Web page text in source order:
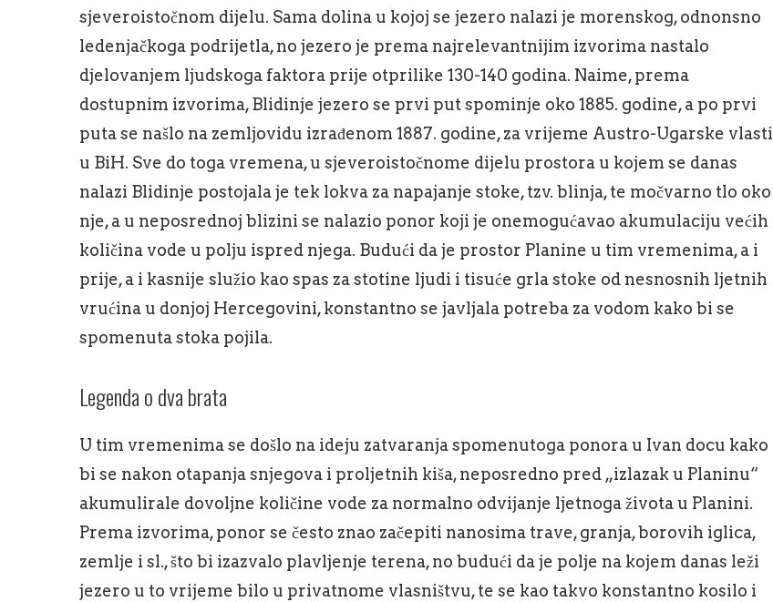
sjeveroistočnom dijelu. Sama dolina u kojoj se jezero nalazi je morenskog, odnonsno
ledenjačkoga podrijetla, no jezero je prema najrelevantnijim izvorima nastalo
djelovanjem ljudskoga faktora prije otprilike 130-140 godina. Naime, prema
dostupnim izvorima, Blidinje jezero se prvi put spominje oko 1885. godine, a po prvi
puta se našlo na zemljovidu izrađenom 1887. godine, za vrijeme Austro-Ugarske vlasti
u BiH. Sve do toga vremena, u sjeveroistočnome dijelu prostora u kojem se danas
nalazi Blidinje postojala je tek lokva za napajanje stoke, tzv. blinja, te močvarno tlo oko
nje, a u neposrednoj blizini se nalazio ponor koji je onemogućavao akumulaciju većih
količina vode u polju ispred njega. Budući da je prostor Planine u tim vremenima, a i
prije, a i kasnije služio kao spas za stotine ljudi i tisuće grla stoke od nesnosnih ljetnih
vrućina u donjoj Hercegovini, konstantno se javljala potreba za vodom kako bi se
spomenuta stoka pojila.
Legenda o dva brata
U tim vremenima se došlo na ideju zatvaranja spomenutoga ponora u Ivan docu kako
bi se nakon otapanja snjegova i proljetnih kiša, neposredno pred „izlazak u Planinu“
akumulirale dovoljne količine vode za normalno odvijanje ljetnoga života u Planini.
Prema izvorima, ponor se često znao začepiti nanosima trave, granja, borovih iglica,
zemlje i sl., što bi izazvalo plavljenje terena, no budući da je polje na kojem danas leži
jezero u to vrijeme bilo u privatnome vlasništvu, te se kao takvo konstantno kosilo i